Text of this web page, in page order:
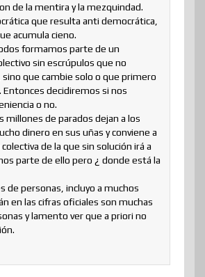
de la mentira y la mezquindad.
que resulta anti democrática,
acumula cieno.
formamos parte de un
sin escrúpulos que no
que cambie solo o que primero
Entonces decidiremos si nos
o no.
millones de parados dejan a los
dinero en sus uñas y conviene a
de la que sin solución irá a
parte de ello pero ¿ donde está la
de personas, incluyo a muchos
en las cifras oficiales son muchas
y lamento ver que a priori no